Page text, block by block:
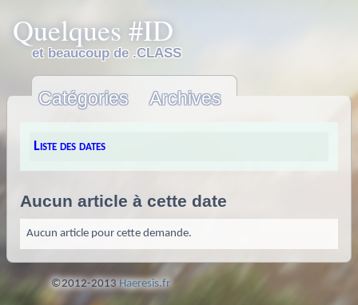
Liste des dates
Aucun article à cette date
Aucun article pour cette demande.
Quelques #ID
et beaucoup de .CLASS
Catégories Archives
©2012-2013 Haeresis.fr